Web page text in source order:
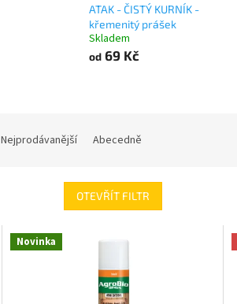
ATAK - ČISTÝ KURNÍK -
křemenitý prášek
Skladem
od69 Kč
Nejprodávanější Abecedně
OTEVŘÍT FILTR
Novinka